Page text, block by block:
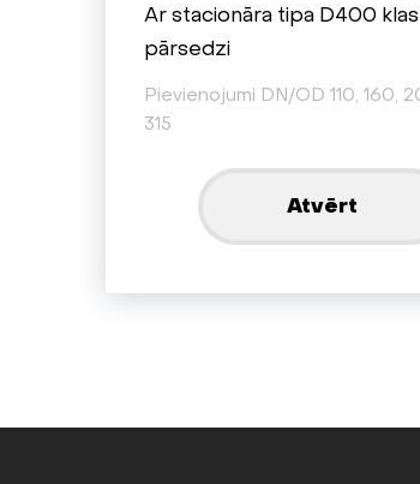
Ar stacionāra tipa D400
pārsedzi
Pievienojumi DN/OD 110, 160,
315
Atvērt